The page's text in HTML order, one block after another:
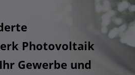
Whalesbot
Photovoltaik
Gewerbe und